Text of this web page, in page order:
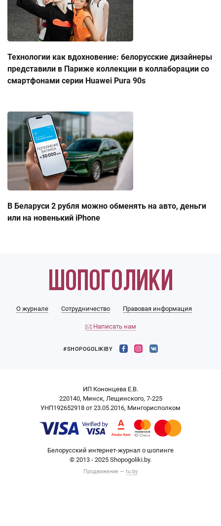
Технологии как вдохновение: белорусские дизайнеры
представили в Париже коллекции в коллаборации со
смартфонами серии Huawei Pura 90s
В Беларуси 2 рубля можно обменять на авто, деньги
или на новенький iPhone
О журнале Сотрудничество Правовая информация
Написать нам
#SHOPOGOLIKIBY
ИП Кононцева Е.В.
220140, Минск, Лещинского, 7-225
УНП192652918 от 23.05.2016, Мингорисполком
Белорусский интернет-журнал о шопинге
© 2013 - 2025 Shopogoliki.by.
Продвижение — tu.by